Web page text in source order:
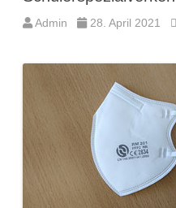
Admin 28. April 2021